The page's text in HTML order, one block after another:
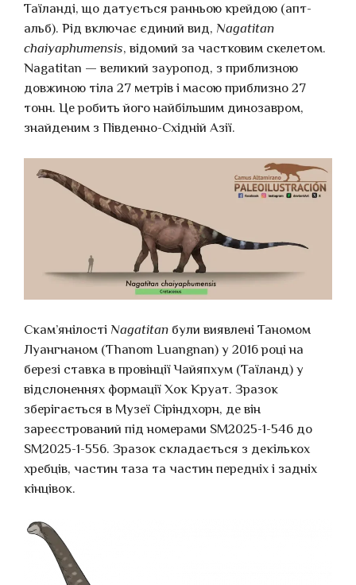
Таїланді, що датується ранньою крейдою (апт-
альб). Рід включає єдиний вид, Nagatitan
chaiyaphumensis, відомий за частковим скелетом.
Nagatitan — великий зауропод, з приблизною
довжиною тіла 27 метрів і масою приблизно 27
тонн. Це робить його найбільшим динозавром,
знайденим з Південно-Східній Азії.
Скам’янілості Nagatitan були виявлені Таномом
Луангнаном (Thanom Luangnan) у 2016 році на
березі ставка в провінції Чайяпхум (Таїланд) у
відслоненнях формації Хок Круат. Зразок
зберігається в Музеї Сіріндхорн, де він
зареєстрований під номерами SM2025-1-546 до
SM2025-1-556. Зразок складається з декількох
хребців, частин таза та частин передніх і задніх
кінцівок.